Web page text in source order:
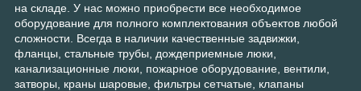
на складе. У нас можно приобрести все необходимое
оборудование для полного комплектования объектов любой
сложности. Всегда в наличии качественные задвижки,
фланцы, стальные трубы, дождеприемные люки,
канализационные люки, пожарное оборудование, вентили,
затворы, краны шаровые, фильтры сетчатые, клапаны